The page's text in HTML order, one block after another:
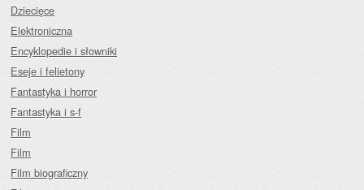
Dziecięce
Elektroniczna
Encyklopedie i słowniki
Eseje i felietony
Fantastyka i horror
Fantastyka i s-f
Film
Film
Film biograficzny